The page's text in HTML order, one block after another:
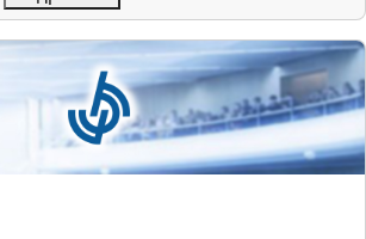
und Prozesse - Demo